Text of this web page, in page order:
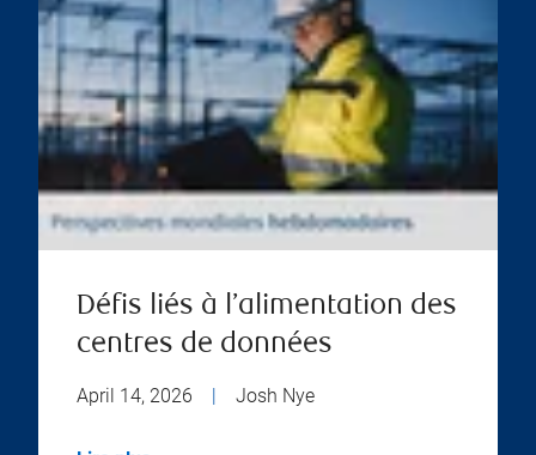
Défis liés à l’alimentation des
centres de données
April 14, 2026 Josh Nye